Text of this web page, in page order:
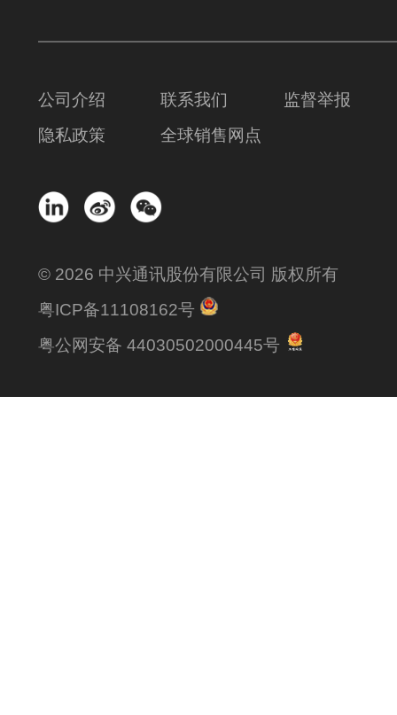
公司介绍 联系我们
监督举报
隐私政策
全球销售网点
© 2026 中兴通讯股份有限公司 版权所有
粤ICP备11108162号
粤公网安备 44030502000445号